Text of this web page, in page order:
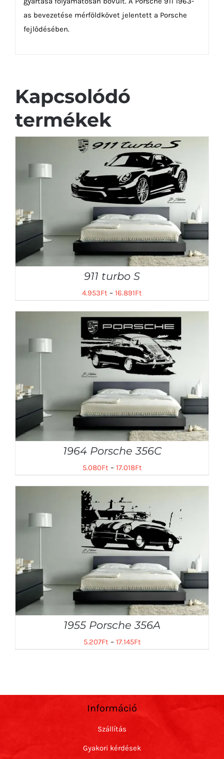
as bevezetése mérföldkövet jelentett a Porsche
fejlődésében.
Kapcsolódó
termékek
911 turbo S
4.953Ft – 16.891Ft
1964 Porsche 356C
5.080Ft– 17.018Ft
1955 Porsche 356A
5.207Ft– 17.145Ft
Információ
Szállítás
Gyakori kérdések